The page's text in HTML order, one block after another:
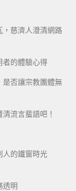
，慈濟人澄清網路
者的體驗心得
是否讓宗教團體無
流言蜚語吧！
人的鐵窗時光
透明